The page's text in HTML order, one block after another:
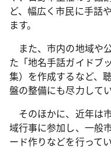
ど、幅広く市民に手話
ます。
また、市内の地域や
た「地名手話ガイドブ
集）を作成するなど、
盤の整備にも尽力してい
そのほかに、近年は
域行事に参加し、一般
ード作りなどを行ってい